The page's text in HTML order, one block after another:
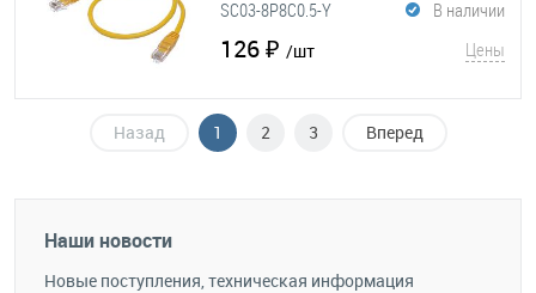
В наличии
SC03-8P8C0.5-Y
126 ₽ /шт Цены
Назад 1 2 3 Вперед
Наши новости
Новые поступления, техническая информация